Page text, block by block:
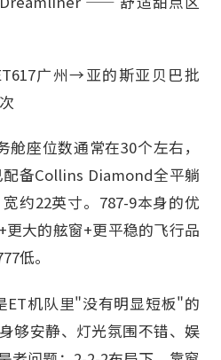
广州→亚的斯亚贝巴批
座位数通常在30个左右，
备Collins Diamond全平躺
约22英寸。787-9本身的优
大的舷窗+更平稳的飞行品
低。
ET机队里"没有明显短板"的
安静、灯光氛围不错、娱